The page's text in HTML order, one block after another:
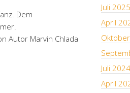
Dem
Autor Marvin Chlada
Juli 2025
April
Juli 2024
April